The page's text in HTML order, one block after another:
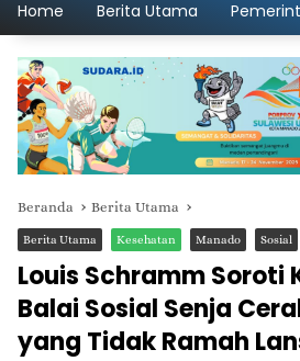
Home Berita Utama
Beranda Berita Utama
Berita Utama Kesehatan Manado Sosial
Louis Schramm Soroti
Balai Sosial Senja
yang Tidak Ramah